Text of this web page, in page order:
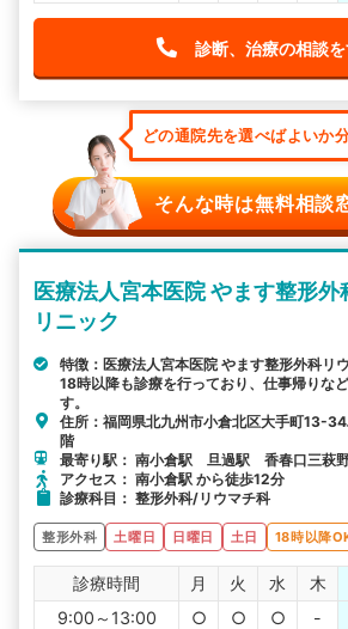
診断、治療の相談
どの通院先を選べばよいか
そんな時は無料相談
医療法人宮本医院 やます整形外
リニック
特徴：医療法人宮本医院 やます整形外科リ
18時以降も診療を行っており、仕事帰りな
す。
住所：福岡県北九州市小倉北区大手町13-
階
最寄り駅： 南小倉駅 旦過駅 香春口三萩
アクセス： 南小倉駅 から徒歩12分
診療科目： 整形外科/リウマチ科
整形外科 土曜日 日曜日 土日 18時以降
診療時間 月 火 水 木
9:00～13:00
○ ○ ○ -